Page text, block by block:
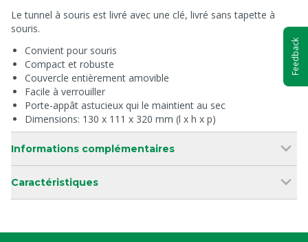
Le tunnel à souris est livré avec une clé, livré sans tapette à
souris.
Convient pour souris
Compact et robuste
Couvercle entièrement amovible
Facile à verrouiller
Porte-appât astucieux qui le maintient au sec
Dimensions: 130 x 111 x 320 mm (l x h x p)
Informations complémentaires
Caractéristiques
Feedback